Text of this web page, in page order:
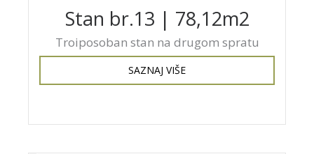
Stan br.13 | 78,12m2
Troiposoban stan na drugom spratu
SAZNAJ VIŠE